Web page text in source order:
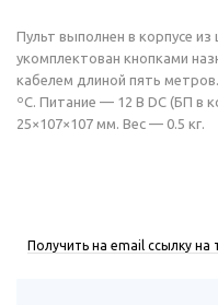
Пульт выполнен в корпусе
укомплектован кнопками
кабелем длиной пять
ºС. Питание — 12 В DC (БП в
25×107×107 мм. Вес — 0.5 кг.
Получить на email ссылку на